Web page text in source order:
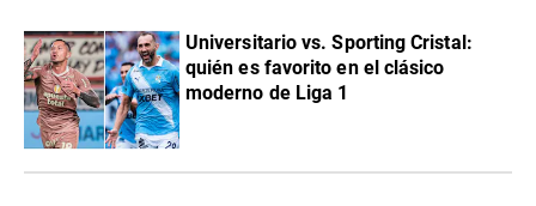
Universitario vs. Sporting Cristal:
quién es favorito en el clásico
moderno de Liga 1